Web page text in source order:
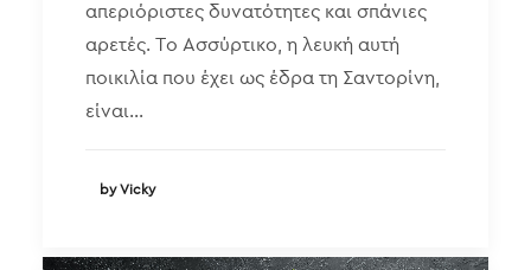
απεριόριστες δυνατότητες και σπάνιες
αρετές. Το Ασσύρτικο, η λευκή αυτή
ποικιλία που έχει ως έδρα τη Σαντορίνη,
είναι…
by Vicky